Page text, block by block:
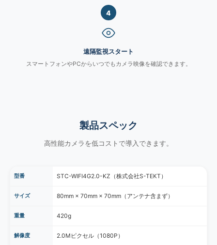
4
遠隔監視スタート
スマートフォンやPCからいつでもカメラ映像を確認できます。
製品スペック
高性能カメラを低コストで導入できます。
型番 STC-WIFI4G2.0-KZ（株式会社S-TEKT）
サイズ 80mm × 70mm × 70mm（アンテナ含まず）
重量 420g
解像度 2.0Mピクセル（1080P）